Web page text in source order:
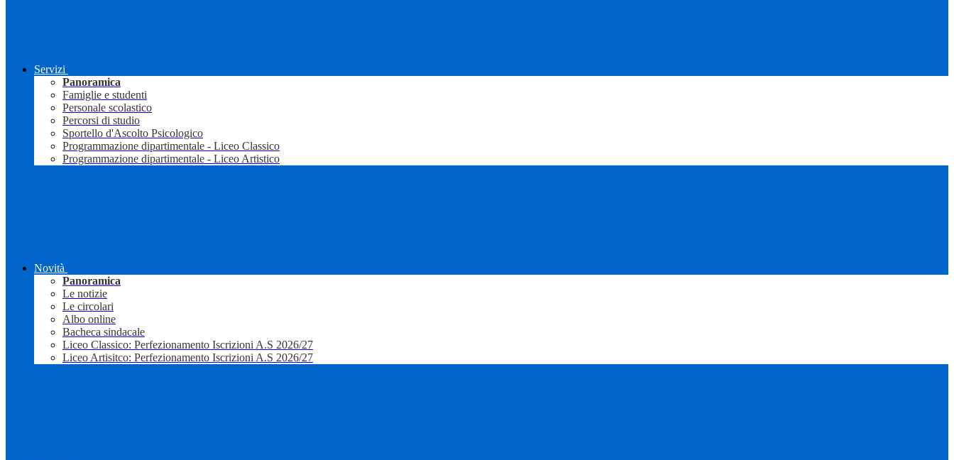
Servizi
Panoramica
Famiglie e studenti
Personale scolastico
Percorsi di studio
Sportello d'Ascolto Psicologico
Programmazione dipartimentale - Liceo Classico
Programmazione dipartimentale - Liceo Artistico
Novità
Panoramica
Le notizie
Le circolari
Albo online
Bacheca sindacale
Liceo Classico: Perfezionamento Iscrizioni A.S 2026/27
Liceo Artisitco: Perfezionamento Iscrizioni A.S 2026/27